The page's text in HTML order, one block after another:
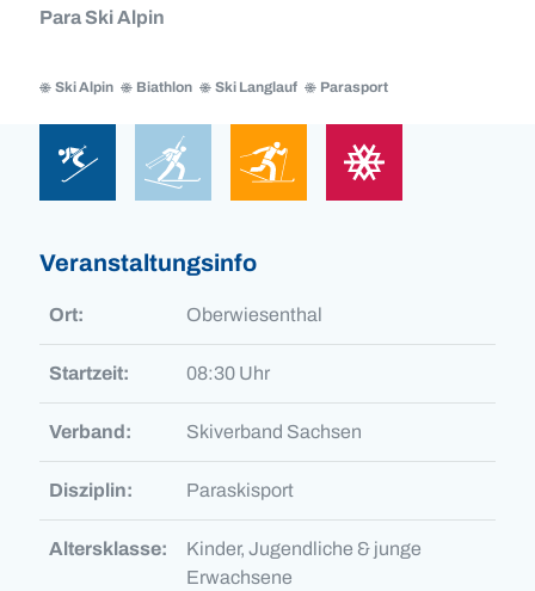
Para Ski Alpin
Ski Alpin Biathlon Ski Langlauf Parasport
Alpin
Biathlon
Biathlon
Langlauf
Veranstaltungsinfo
Ort: Oberwiesenthal
Startzeit: 08:30 Uhr
Verband: Skiverband Sachsen
Disziplin: Paraskisport
Altersklasse:
Kinder, Jugendliche & junge
Erwachsene